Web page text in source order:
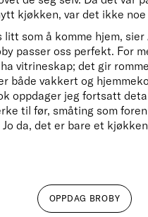
litt som å komme hjem, sier
passer oss perfekt. For
vitrineskap; det gir
både vakkert og
oppdager jeg fortsatt
til før, småting som
Jo da, det er bare et
OPPDAG BROBY